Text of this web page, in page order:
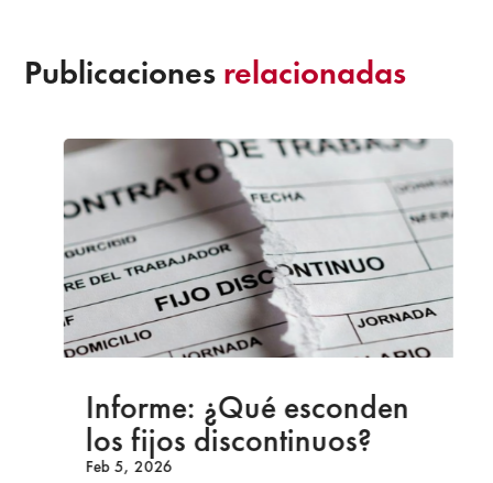
Publicaciones relacionadas
Informe: ¿Qué esconden
los fijos discontinuos?
Feb 5, 2026